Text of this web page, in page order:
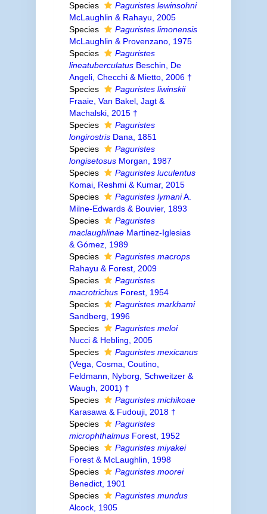
Species
Paguristes lewinsohni
McLaughlin & Rahayu, 2005
Species
Paguristes limonensis
McLaughlin & Provenzano, 1975
Species
Paguristes
lineatuberculatusBeschin, De
Angeli, Checchi & Mietto, 2006 †
Species
Paguristes liwinskii
Fraaie, Van Bakel, Jagt &
Machalski, 2015 †
Species
Paguristes
longirostrisDana, 1851
Species
Paguristes
longisetosusMorgan, 1987
Species
Paguristes luculentus
Komai, Reshmi & Kumar, 2015
Species
Paguristes lymaniA.
Milne-Edwards & Bouvier, 1893
Species
Paguristes
maclaughlinaeMartinez-Iglesias
& Gómez, 1989
Species
Paguristes macrops
Rahayu & Forest, 2009
Species
Paguristes
macrotrichusForest, 1954
Species
Paguristes markhami
Sandberg, 1996
Species
Paguristes meloi
Nucci & Hebling, 2005
Species
Paguristes mexicanus
(Vega, Cosma, Coutino,
Feldmann, Nyborg, Schweitzer &
Waugh, 2001) †
Species
Paguristes michikoae
Karasawa & Fudouji, 2018 †
Species
Paguristes
microphthalmusForest, 1952
Species
Paguristes miyakei
Forest & McLaughlin, 1998
Species
Paguristes moorei
Benedict, 1901
Species
Paguristes mundus
Alcock, 1905